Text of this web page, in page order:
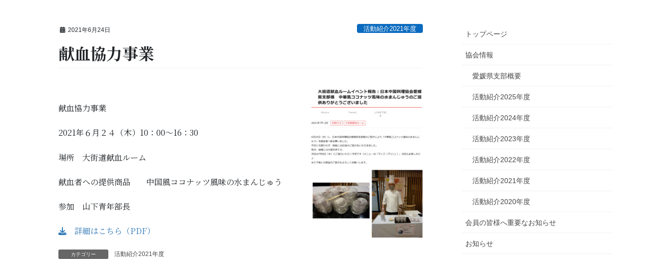
2021年6月24日 活動紹介2021年度
献血協力事業
献血協力事業
2021年６月２４（木）10：00～16：30
場所 大街道献血ルーム
献血者への提供商品 中国風ココナッツ風味の水まんじゅう
参加 山下青年部長
詳細はこちら（PDF）
カテゴリー 活動紹介2021年度
トップページ
協会情報
愛媛県支部概要
活動紹介2025年度
活動紹介2024年度
活動紹介2023年度
活動紹介2022年度
活動紹介2021年度
活動紹介2020年度
会員の皆様へ重要なお知らせ
お知らせ